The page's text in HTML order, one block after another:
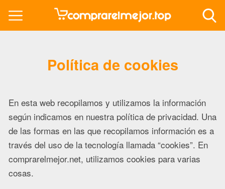
Política de cookies
En esta web recopilamos y utilizamos la información
según indicamos en nuestra política de privacidad. Una
de las formas en las que recopilamos información es a
través del uso de la tecnología llamada “cookies”. En
comprarelmejor.net, utilizamos cookies para varias
cosas.